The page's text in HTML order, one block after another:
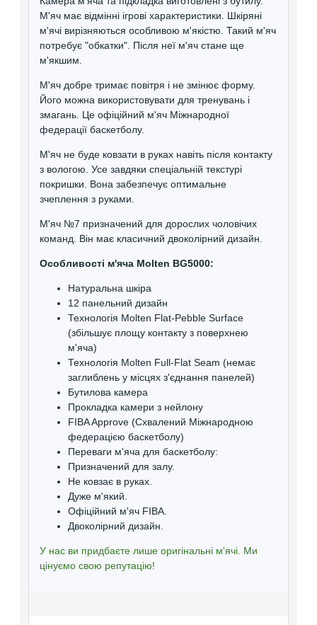
М'яч має відмінні ігрові характеристики. Шкіряні
м'ячі вирізняються особливою м'якістю. Такий м'яч
потребує "обкатки". Після неї м'яч стане ще
м'якшим.
М'яч добре тримає повітря і не змінює форму.
Його можна використовувати для тренувань і
змагань. Це офіційний м'яч Міжнародної
федерації баскетболу.
М'яч не буде ковзати в руках навіть після контакту
з вологою. Усе завдяки спеціальній текстурі
покришки. Вона забезпечує оптимальне
зчеплення з руками.
М'яч №7 призначений для дорослих чоловічих
команд. Він має класичний двоколірний дизайн.
Особливості м'яча Molten BG5000:
Натуральна шкіра
12 панельний дизайн
Технологія Molten Flat-Pebble Surface
(збільшує площу контакту з поверхнею
м'яча)
Технологія Molten Full-Flat Seam (немає
заглиблень у місцях з'єднання панелей)
Бутилова камера
Прокладка камери з нейлону
FIBA Approve (Схвалений Міжнародною
федерацією баскетболу)
Переваги м'яча для баскетболу:
Призначений для залу.
Не ковзає в руках.
Дуже м'який.
Офіційний м'яч FIBA.
Двоколірний дизайн.
У нас ви придбаєте лише оригінальні м'ячі. Ми
цінуємо свою репутацію!